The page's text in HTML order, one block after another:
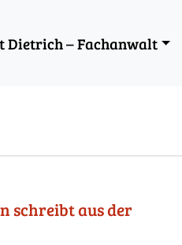
Dietrich – Fachanwalt
schreibt aus der